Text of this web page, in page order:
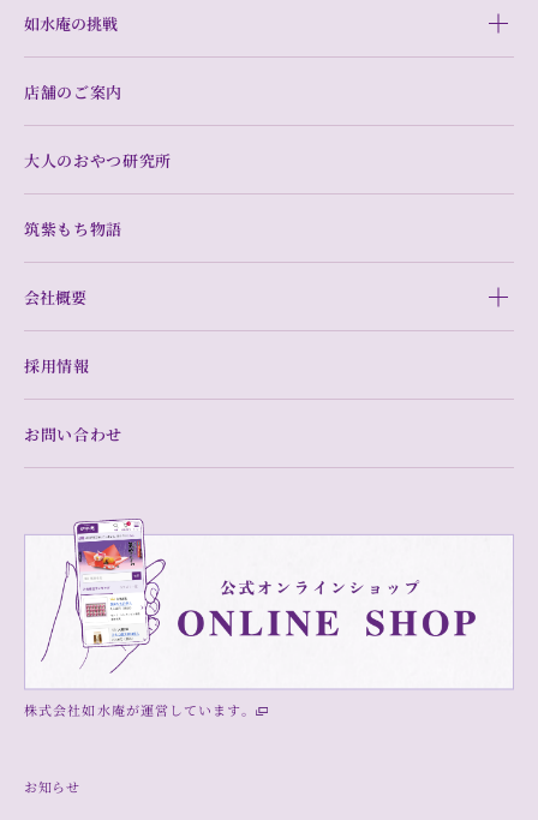
如水庵の挑戦
店舗のご案内
大人のおやつ研究所
筑紫もち物語
会社概要
採用情報
お問い合わせ
株式会社如水庵が運営しています。
お知らせ